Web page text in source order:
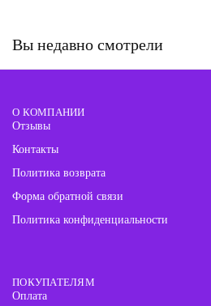
Вы недавно смотрели
О КОМПАНИИ
Отзывы
Контакты
Политика возврата
Форма обратной связи
Политика конфиденциальности
ПОКУПАТЕЛЯМ
Оплата